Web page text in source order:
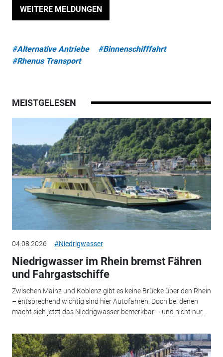
WEITERE MELDUNGEN
#Alternative Antriebe
#Binnenschifffahrt
#Rhenus Transport
MEISTGELESEN
04.08.2026 #Niedrigwasser
Niedrigwasser im Rhein bremst Fähren
und Fahrgastschiffe
Zwischen Mainz und Koblenz gibt es keine Brücke über den Rhein
– entsprechend wichtig sind hier Autofähren. Doch bei denen
macht sich jetzt das Niedrigwasser bemerkbar – und nicht nur...